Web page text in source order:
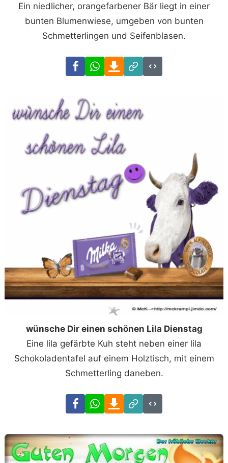
Ein niedlicher, orangefarbener Bär liegt in einer
bunten Blumenwiese, umgeben von bunten
Schmetterlingen und Seifenblasen.
FacebookWhatsAppDownload
Link
Code
wünsche Dir einen schönen Lila Dienstag
Eine lila gefärbte Kuh steht neben einer lila
Schokoladentafel auf einem Holztisch, mit einem
Schmetterling daneben.
FacebookWhatsAppDownload
Link
Code